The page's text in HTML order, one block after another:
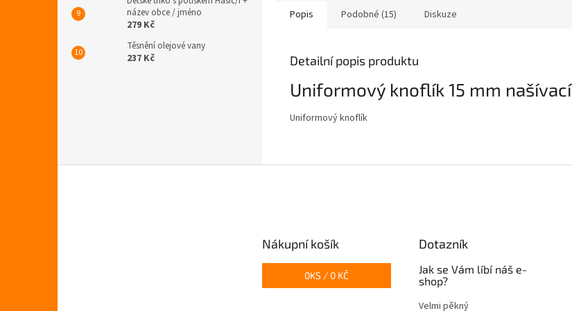
název obce / jméno
279 Kč
Těsnění olejové vany
237 Kč
Popis Podobné (15) Diskuze
Detailní popis produktu
Uniformový knoflík 15 mm našívací
Uniformový knoflík
Nákupní košík
0KS / 0 KČ
Dotazník
Jak se Vám líbí náš e-
shop?
Velmi pěkný